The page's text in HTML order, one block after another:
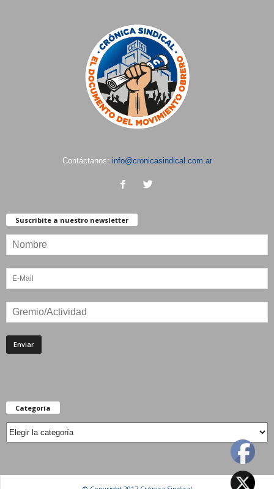
Contáctanos: info@cronicasindical.com.ar
Suscribite a nuestro newsletter
Categoría
Categoría